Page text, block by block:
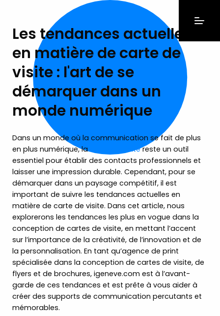
Les tendances actuelles
en matière de carte de
visite : l'art de se
démarquer dans un
monde numérique
Dans un monde où la communication se fait de plus
en plus numérique, lacarte de visitereste un outil
essentiel pour établir des contacts professionnels et
laisser une impression durable. Cependant, pour se
démarquer dans un paysage compétitif, il est
important de suivre les tendances actuelles en
matière de carte de visite. Dans cet article, nous
explorerons les tendances les plus en vogue dans la
conception de cartes de visite, en mettant l’accent
sur l’importance de la créativité, de l’innovation et de
la personnalisation. En tant qu’agence de print
spécialisée dans la conception de cartes de visite, de
flyers et de brochures, igeneve.com est à l’avant-
garde de ces tendances et est prête à vous aider à
créer des supports de communication percutants et
mémorables.